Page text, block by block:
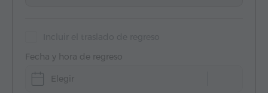
Fecha y hora de regreso
Elegir